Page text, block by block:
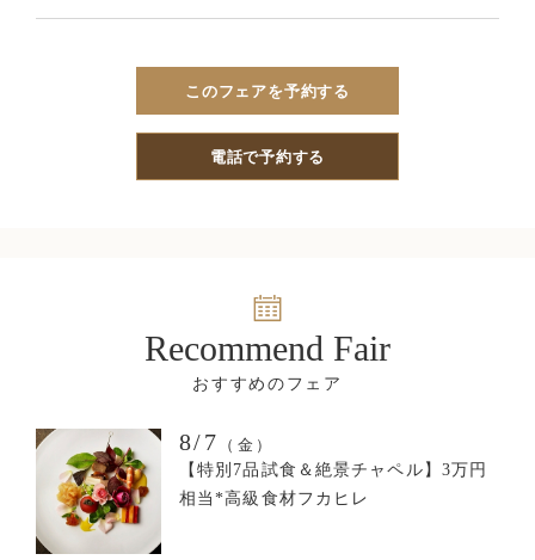
このフェアを予約する
電話で予約する
Recommend Fair
8/7
（金）
【特別7品試食＆絶景チャペル】3万円
相当*高級食材フカヒレ